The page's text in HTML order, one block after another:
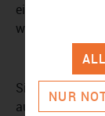
eine E-Mail-
wenn ein neuer
Sie können
automatisch
NUR